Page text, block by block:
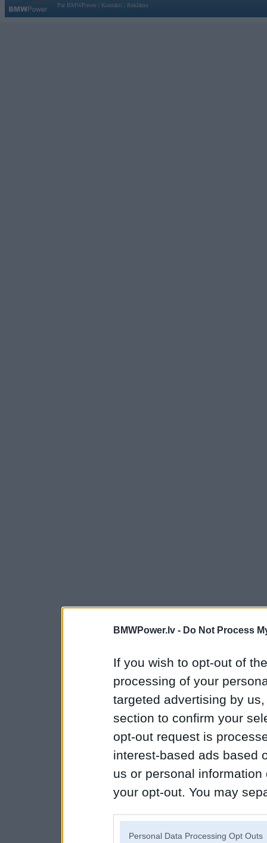
BMWPower.lv - Do Not Process
If you wish to opt-out of
processing of your
targeted advertising by
section to confirm your
opt-out request is
interest-based ads based
us or personal
your opt-out. You may
Personal Data Processing Opt Outs
Par BMWPower
Kontakti Reklāma